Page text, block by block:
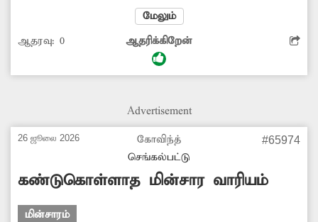
சேதமடைந்து உள்ளது. அதன் அடிப்பாகத்தில்
மின்பூச்சுகள் பெயர்ந்து, கீழே விழும் நிலையில்
உள்ளது. இதனால் சாலையில்
செல்லும்பொதுமக்கள் அச்சத்துடனே கடந்து
துறைஅதிகாரிகள் விரைந்து நடவடிக்கை எடுத்து
மேலும்
ஆதரவு: 0 ஆதரிக்கிறேன்
Advertisement
26 ஜூலை 2026
கோவிந்த்
செங்கல்பட்டு
#65974
கண்டுகொள்ளாத மின்சார வாரியம்
மின்சாரம்